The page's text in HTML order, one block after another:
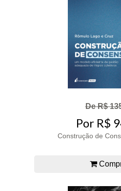
De R$
Por R$
Construção de